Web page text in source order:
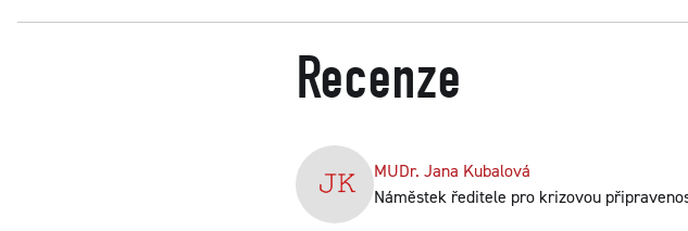
Recenze
MUDr. Jana Kubalová
Náměstek ředitele pro krizovou